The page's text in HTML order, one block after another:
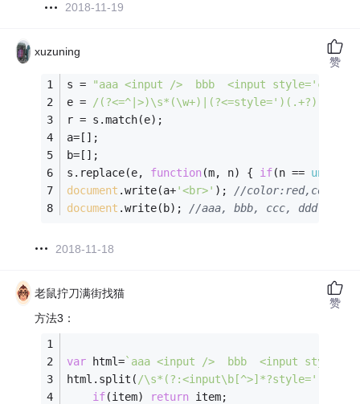
2018-11-19
xuzuning
s =
"aaa <input />  bbb  <input
e =
/(?<=^|>)\s*(\w+)|(?<=style=')(.+?)(?=')/
r = s.match(e);
a=[];
b=[];
s.replace(e, function(m, n) { if(n ==
document .write(a+'<br>' ); //
document .write(b); //aaa, bbb, ccc, ddd
2018-11-18
赞
老鼠拧刀满街找猫
方法3：
var html=`aaa <input />  bbb  <input
html.split( /
if(item) return item;
赞